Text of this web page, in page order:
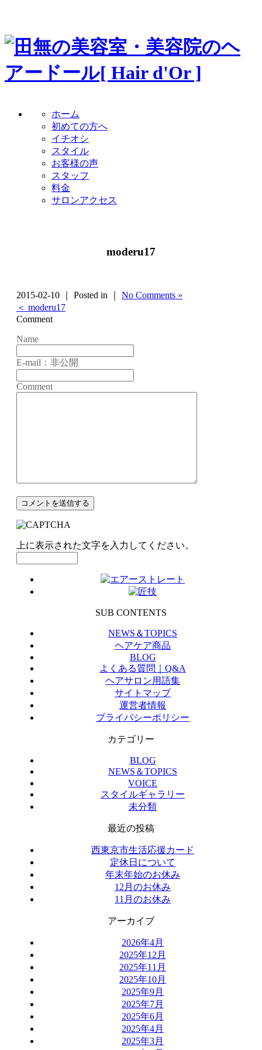
ホーム
初めての方へ
イチオシ
スタイル
お客様の声
スタッフ
料金
サロンアクセス
moderu17
2015-02-10 ｜ Posted in ｜ No Comments »
＜ moderu17
Comment
Name
E-mail：非公開
Comment
上に表示された文字を入力してください。
SUB CONTENTS
NEWS＆TOPICS
ヘアケア商品
BLOG
よくある質問｜Q&A
ヘアサロン用語集
サイトマップ
運営者情報
プライバシーポリシー
カテゴリー
BLOG
NEWS＆TOPICS
VOICE
スタイルギャラリー
未分類
最近の投稿
西東京市生活応援カード
定休日について
年末年始のお休み
12月のお休み
11月のお休み
アーカイブ
2026年4月
2025年12月
2025年11月
2025年10月
2025年9月
2025年7月
2025年6月
2025年4月
2025年3月